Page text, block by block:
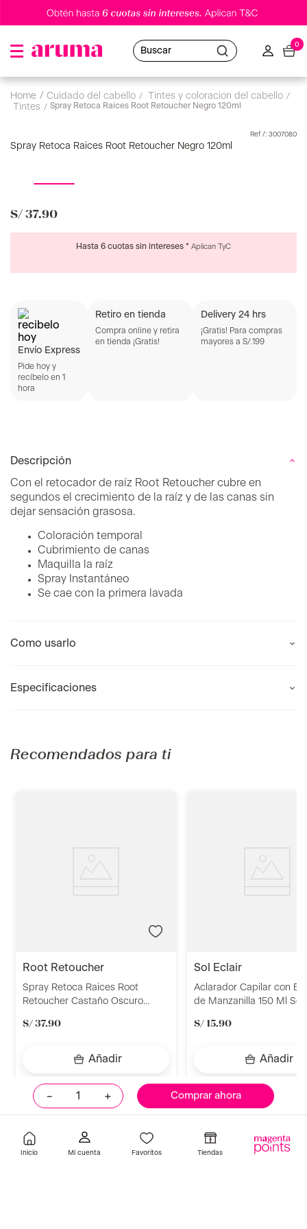
Buscar
0
Inicio Favoritos Tiendas
cuidado del cabello
tintes y coloracion del cabello
tintes
Spray Retoca Raices Root Retoucher Negro 120ml
: 3007080
Spray Retoca Raices Root Retoucher Negro 120ml
S/ 37.90
＋
－ Comprar ahora
Hasta 6 cuotas sin intereses * Aplican TyC
Envío Express
Pide hoy y
recíbelo en 1
hora
Retiro en tienda
Compra online y retira
en tienda ¡Gratis!
Delivery 24 hrs
¡Gratis! Para compras
mayores a S/.199
Descripción
Con el retocador de raíz Root Retoucher cubre en
segundos el crecimiento de la raíz y de las canas sin
dejar sensación grasosa.
Coloración temporal
Cubrimiento de canas
Maquilla la raíz
Spray Instantáneo
Se cae con la primera lavada
Como usarlo
Especificaciones
Recomendados para ti
root retoucher
Spray Retoca Raices Root
Retoucher Castaño Oscuro
S/ 37.90
Añadir
sol eclair
Aclarador Capilar con
de Manzanilla 150 Ml Sol
S/ 15.90
Añadir
Llevalos juntos